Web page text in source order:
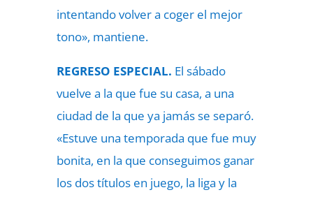
intentando volver a coger el mejor
tono», mantiene.
REGRESO ESPECIAL. El sábado
vuelve a la que fue su casa, a una
ciudad de la que ya jamás se separó.
«Estuve una temporada que fue muy
bonita, en la que conseguimos ganar
los dos títulos en juego, la liga y la